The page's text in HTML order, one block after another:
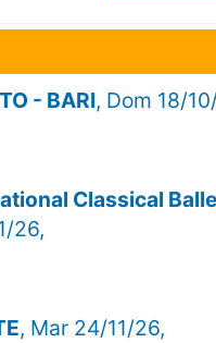
- BARI, Dom 18/
Classical
26,
, Mar 24/11/26,